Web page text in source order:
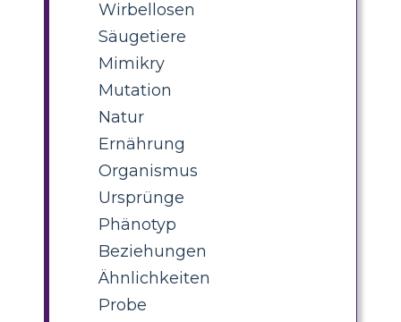
Wirbellosen
Säugetiere
Mimikry
Mutation
Natur
Ernährung
Organismus
Ursprünge
Phänotyp
Beziehungen
Ähnlichkeiten
Probe